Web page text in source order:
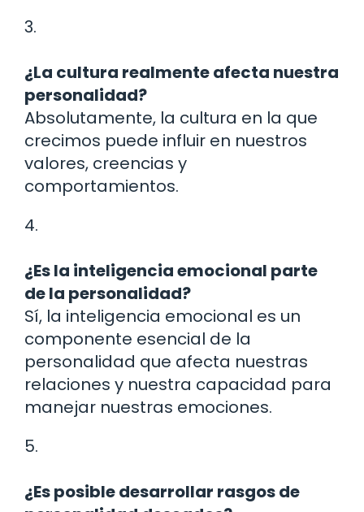
3.
¿La cultura realmente afecta nuestra
personalidad?
Absolutamente, la cultura en la que
crecimos puede influir en nuestros
valores, creencias y
comportamientos.
4.
¿Es la inteligencia emocional parte
de la personalidad?
Sí, la inteligencia emocional es un
componente esencial de la
personalidad que afecta nuestras
relaciones y nuestra capacidad para
manejar nuestras emociones.
5.
¿Es posible desarrollar rasgos de